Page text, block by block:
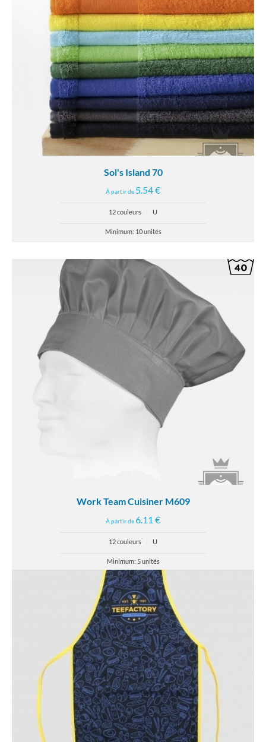
Sol's Island 70
À partir de 5.54 €
12 couleurs U
Minimum: 10 unités
Work Team Cuisiner M609
À partir de6.11 €
12 couleurs U
Minimum: 5 unités